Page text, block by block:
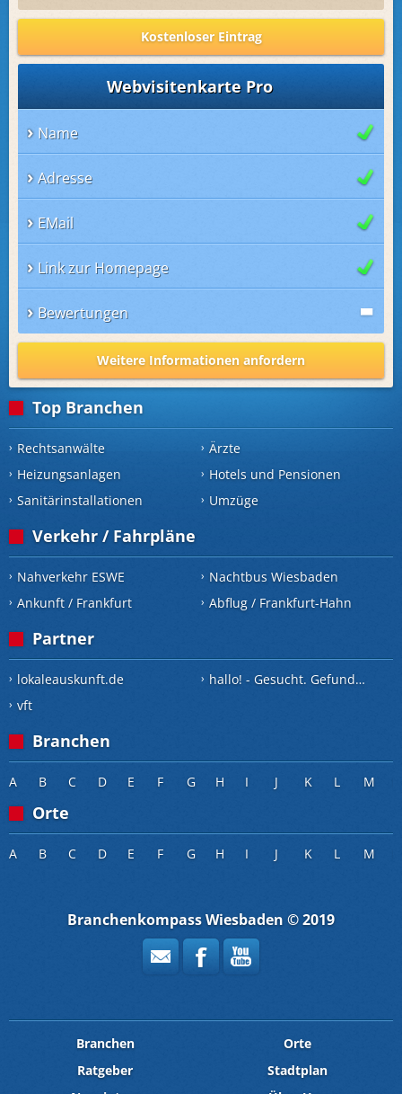
Kostenloser Eintrag
Webvisitenkarte Pro
Name
Adresse
EMail
Link zur Homepage
Bewertungen
Weitere Informationen anfordern
Top Branchen
Rechtsanwälte Ärzte
Heizungsanlagen
Hotels und Pensionen
Sanitärinstallationen
Umzüge
Verkehr / Fahrpläne
Nahverkehr ESWE Nachtbus Wiesbaden
Ankunft / Frankfurt
Abflug / Frankfurt-Hahn
Partner
lokaleauskunft.de hallo! - Gesucht. Gefunden.
vft
Branchen
A B C D E F G H I J K L M
Orte
A B C D E F G H I J K L M
Branchenkompass Wiesbaden © 2019
Branchen
Orte
Ratgeber
Stadtplan